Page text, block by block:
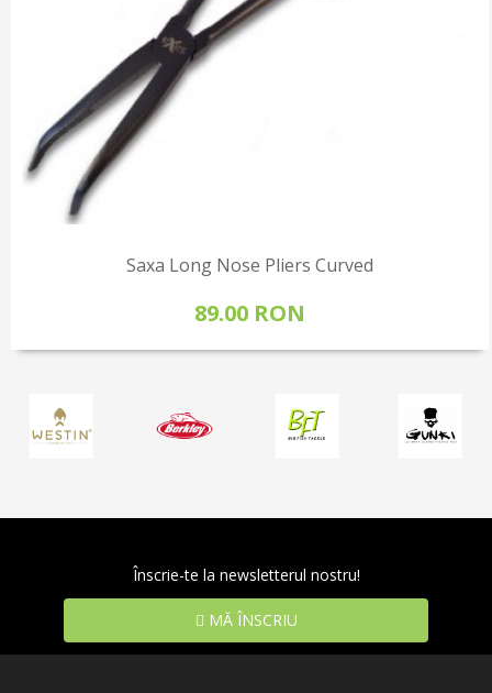
Saxa Long Nose Pliers Curved
89.00 RON
Înscrie-te la newsletterul nostru!
MĂ ÎNSCRIU